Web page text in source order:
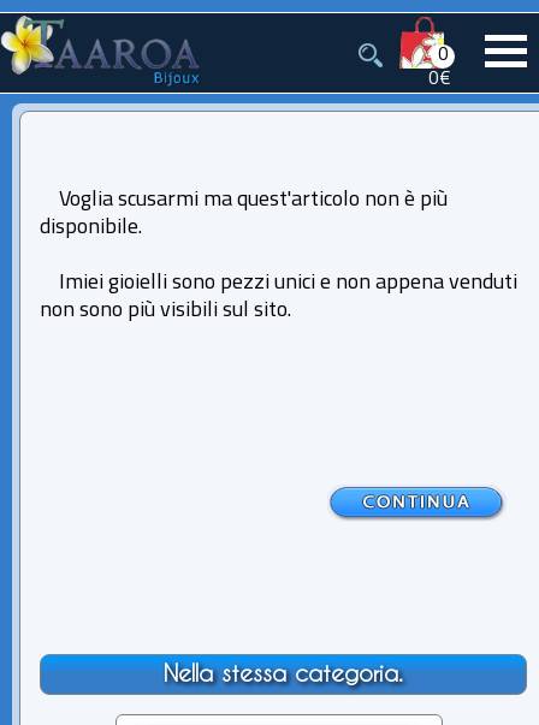
0
0€
Voglia scusarmi ma quest'articolo non è più
disponibile.
Imiei gioielli sono pezzi unici e non appena venduti
non sono più visibili sul sito.
Nella stessa categoria.